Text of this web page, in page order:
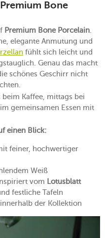
Bone
Premium Bone Porcelain
elegante Anmutung und
fühlt sich leicht und
Genau das macht
schönes Geschirr nicht
Kaffee, mittags bei
gemeinsamen Essen mit
einen Blick:
feiner, hochwertiger
Weiß
vom Lotusblatt
festliche Tafeln
der Kollektion